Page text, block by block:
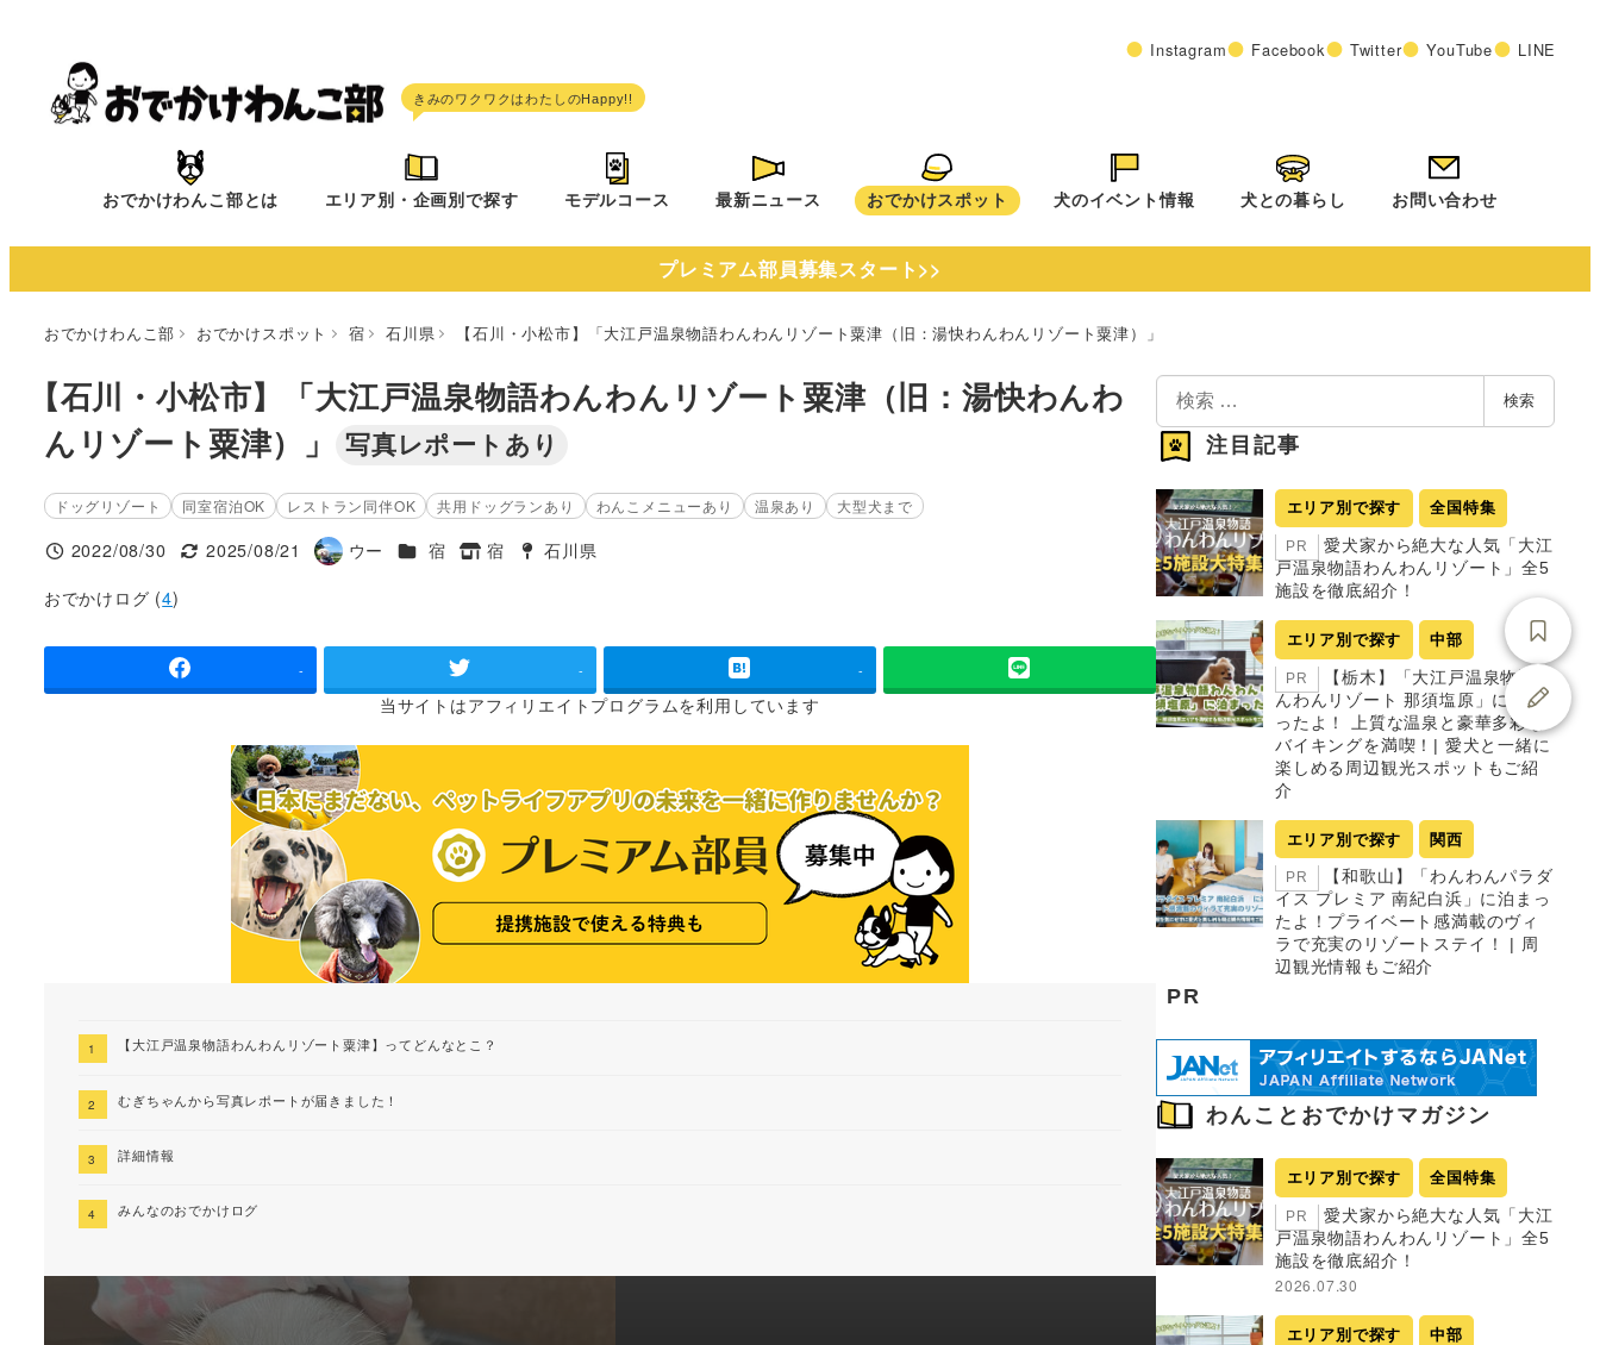
へ
Instagram Facebook Twitter YouTube LINE
おでかけわんこ部とは エリア別・企画別で探す モデルコース 最新ニュース おでかけスポット 犬のイベント情報 犬との暮らし お問い合わせ
プレミアム部員募集スタート>>
おでかけわんこ部 おでかけスポット 宿 石川県 【石川・小松市】「大江戸温泉物語わんわんリゾート粟津（旧：湯快わんわんリゾート粟津）」
【石川・小松市】「大江戸温泉物語わんわんリゾート粟津（旧：湯快わんわ
んリゾート粟津）」
写真レポートあり
ドッグリゾート 同室宿泊OK レストラン同伴OK 共用ドッグランあり わんこメニューあり 温泉あり 大型犬まで
投稿日
2022/08/30
更新日
2025/08/21
著
ウー 施設ジャンル
宿
タグ
宿
タグ
石川県
おでかけログ (4)
- - -
当サイトはアフィリエイトプログラムを利用しています
【大江戸温泉物語わんわんリゾート粟津】ってどんなとこ？
むぎちゃんから写真レポートが届きました！
詳細情報
みんなのおでかけログ
検
索
検索
注目記事
エリア別で探す 全国特集
PR
愛犬家から絶大な人気「大江
戸温泉物語わんわんリゾート」全5
施設を徹底紹介！
エリア別で探す 中部
PR
【栃木】「大江戸温泉物語わ
んわんリゾート 那須塩原」に泊ま
ったよ！ 上質な温泉と豪華多彩な
バイキングを満喫！| 愛犬と一緒に
楽しめる周辺観光スポットもご紹
介
エリア別で探す 関西
PR
【和歌山】「わんわんパラダ
イス プレミア 南紀白浜」に泊まっ
たよ！プライベート感満載のヴィ
ラで充実のリゾートステイ！ | 周
辺観光情報もご紹介
PR
わんことおでかけマガジン
エリア別で探す 全国特集
PR
愛犬家から絶大な人気「大江
戸温泉物語わんわんリゾート」全5
施設を徹底紹介！
2026.07.30
エリア別で探す 中部